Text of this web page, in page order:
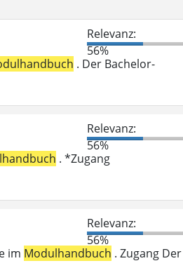
Relevanz:
56%
. Der Bachelor-
Relevanz:
56%
. *Zugang
Relevanz:
56%
im Modulhandbuch . Zugang Der